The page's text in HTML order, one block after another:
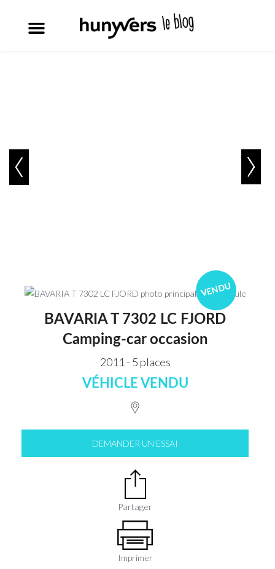
VENDU
BAVARIA T 7302 LC FJORD
Camping-car occasion
2011 - 5 places
VÉHICLE VENDU
DEMANDER UN ESSAI
Partager
Imprimer